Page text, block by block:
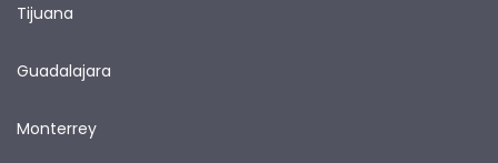
Tijuana
Guadalajara
Monterrey